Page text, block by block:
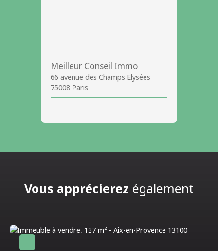
Meilleur Conseil Immo
66 avenue des Champs Elysées
75008 Paris
Vous apprécierez également